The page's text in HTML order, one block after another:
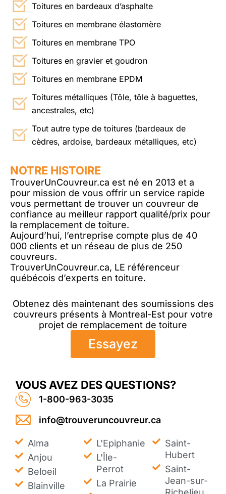
Toitures en bardeaux d’asphalte
Toitures en membrane élastomère
Toitures en membrane TPO
Toitures en gravier et goudron
Toitures en membrane EPDM
Toitures métalliques (Tôle, tôle à baguettes,
ancestrales, etc)
Tout autre type de toitures (bardeaux de
cèdres, ardoise, bardeaux métalliques, etc)
NOTRE HISTOIRE
TrouverUnCouvreur.ca est né en 2013 et a
pour mission de vous offrir un service rapide
vous permettant de trouver un couvreur de
confiance au meilleur rapport qualité/prix pour
la remplacement de toiture.
Aujourd’hui, l’entreprise compte plus de 40
000 clients et un réseau de plus de 250
couvreurs.
TrouverUnCouvreur.ca, LE référenceur
québécois d’experts en toiture.
Obtenez dès maintenant des soumissions des
couvreurs présents à Montreal-Est pour votre
projet de remplacement de toiture
Essayez
VOUS AVEZ DES QUESTIONS?
1-800-963-3035
info@trouveruncouvreur.ca
Alma
Anjou
Beloeil
Blainville
L'Epiphanie
L'Île-
Perrot
La Prairie
Saint-
Hubert
Saint-
Jean-sur-